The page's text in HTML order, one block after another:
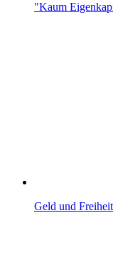
"Kaum
Geld und